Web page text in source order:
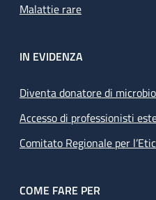
Malattie rare
IN EVIDENZA
Diventa donatore di
Accesso di professionisti
Comitato Regionale per
COME FARE PER